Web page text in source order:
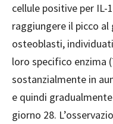
cellule positive per IL-
raggiungere il picco
osteoblasti,
loro specifico enzima
sostanzialmente in
e quindi
giorno 28.